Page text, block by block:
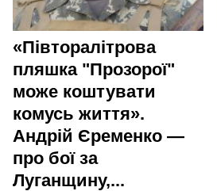
«Півторалітрова
пляшка "Прозорої"
може коштувати
комусь життя».
Андрій Єременко —
про бої за
Луганщину,...